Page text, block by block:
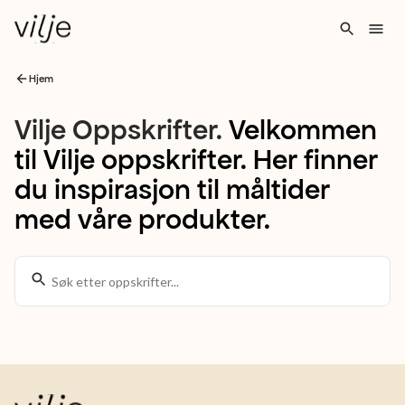
Hjem
Vilje
Oppskrifter
Velkommen
til
Vilje
oppskrifter.
Her
du
Vilje Oppskrifter. Velkommen
til Vilje oppskrifter. Her finner
du inspirasjon til måltider
med våre produkter.